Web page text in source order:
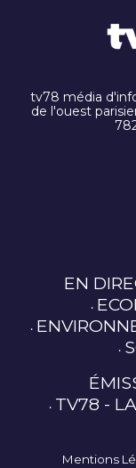
tv78 média
de l'ouest
EN
TV78 -
Mentions